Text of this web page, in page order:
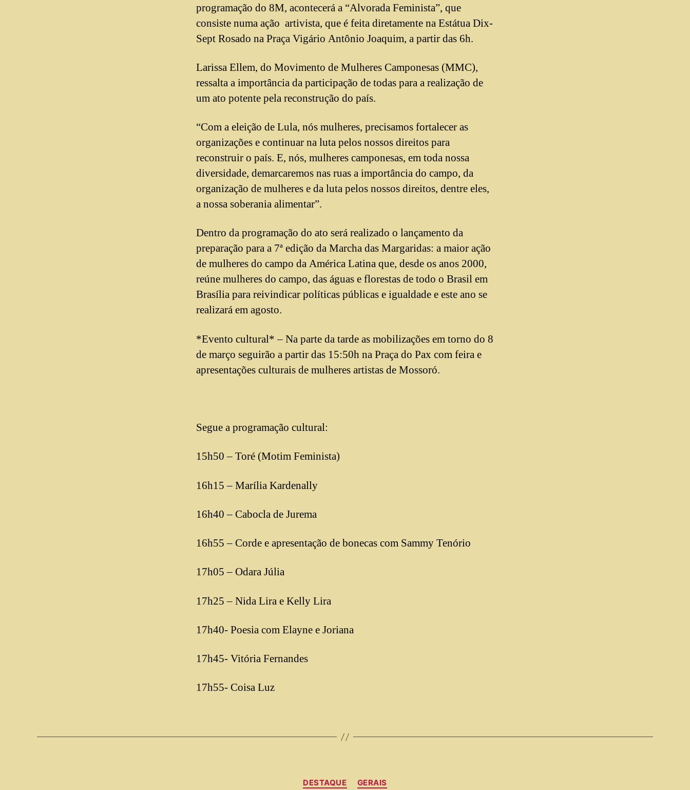
programação do 8M, acontecerá a “Alvorada Feminista”, que
consiste numa ação artivista, que é feita diretamente na Estátua Dix-
Sept Rosado na Praça Vigário Antônio Joaquim, a partir das 6h.
Larissa Ellem, do Movimento de Mulheres Camponesas (MMC),
ressalta a importância da participação de todas para a realização de
um ato potente pela reconstrução do país.
“Com a eleição de Lula, nós mulheres, precisamos fortalecer as
organizações e continuar na luta pelos nossos direitos para
reconstruir o país. E, nós, mulheres camponesas, em toda nossa
diversidade, demarcaremos nas ruas a importância do campo, da
organização de mulheres e da luta pelos nossos direitos, dentre eles,
a nossa soberania alimentar”.
Dentro da programação do ato será realizado o lançamento da
preparação para a 7ª edição da Marcha das Margaridas: a maior ação
de mulheres do campo da América Latina que, desde os anos 2000,
reúne mulheres do campo, das águas e florestas de todo o Brasil em
Brasília para reivindicar políticas públicas e igualdade e este ano se
realizará em agosto.
*Evento cultural* – Na parte da tarde as mobilizações em torno do 8
de março seguirão a partir das 15:50h na Praça do Pax com feira e
apresentações culturais de mulheres artistas de Mossoró.
Segue a programação cultural:
15h50 – Toré (Motim Feminista)
16h15 – Marília Kardenally
16h40 – Cabocla de Jurema
16h55 – Corde e apresentação de bonecas com Sammy Tenório
17h05 – Odara Júlia
17h25 – Nida Lira e Kelly Lira
17h40- Poesia com Elayne e Joriana
17h45- Vitória Fernandes
17h55- Coisa Luz
DESTAQUE GERAIS